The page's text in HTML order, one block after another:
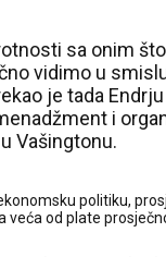
sa onim
vidimo u
je tada
i
Vašingtonu.
politiku,
veća od plate